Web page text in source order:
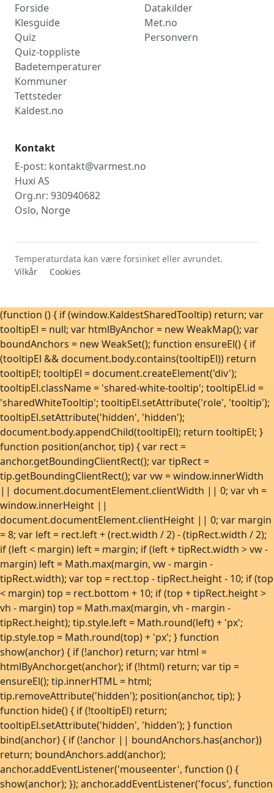
Forside
Klesguide
Quiz
Quiz-toppliste
Badetemperaturer
Kommuner
Tettsteder
Kaldest.no
Datakilder
Met.no
Personvern
Kontakt
E-post: kontakt@varmest.no
Huxi AS
Org.nr: 930940682
Oslo, Norge
Temperaturdata kan være forsinket eller avrundet.
Vilkår
Cookies
(function () { if (window.KaldestSharedTooltip) return; var
tooltipEl = null; var htmlByAnchor = new WeakMap(); var
boundAnchors = new WeakSet(); function ensureEl() { if
(tooltipEl && document.body.contains(tooltipEl)) return
tooltipEl; tooltipEl = document.createElement('div');
tooltipEl.className = 'shared-white-tooltip'; tooltipEl.id =
'sharedWhiteTooltip'; tooltipEl.setAttribute('role', 'tooltip');
tooltipEl.setAttribute('hidden', 'hidden');
document.body.appendChild(tooltipEl); return tooltipEl; }
function position(anchor, tip) { var rect =
anchor.getBoundingClientRect(); var tipRect =
tip.getBoundingClientRect(); var vw = window.innerWidth
|| document.documentElement.clientWidth || 0; var vh =
window.innerHeight ||
document.documentElement.clientHeight || 0; var margin
= 8; var left = rect.left + (rect.width / 2) - (tipRect.width / 2);
if (left < margin) left = margin; if (left + tipRect.width > vw -
margin) left = Math.max(margin, vw - margin -
tipRect.width); var top = rect.top - tipRect.height - 10; if (top
< margin) top = rect.bottom + 10; if (top + tipRect.height >
vh - margin) top = Math.max(margin, vh - margin -
tipRect.height); tip.style.left = Math.round(left) + 'px';
tip.style.top = Math.round(top) + 'px'; } function
show(anchor) { if (!anchor) return; var html =
htmlByAnchor.get(anchor); if (!html) return; var tip =
ensureEl(); tip.innerHTML = html;
tip.removeAttribute('hidden'); position(anchor, tip); }
function hide() { if (!tooltipEl) return;
tooltipEl.setAttribute('hidden', 'hidden'); } function
bind(anchor) { if (!anchor || boundAnchors.has(anchor))
return; boundAnchors.add(anchor);
anchor.addEventListener('mouseenter', function () {
show(anchor); }); anchor.addEventListener('focus', function